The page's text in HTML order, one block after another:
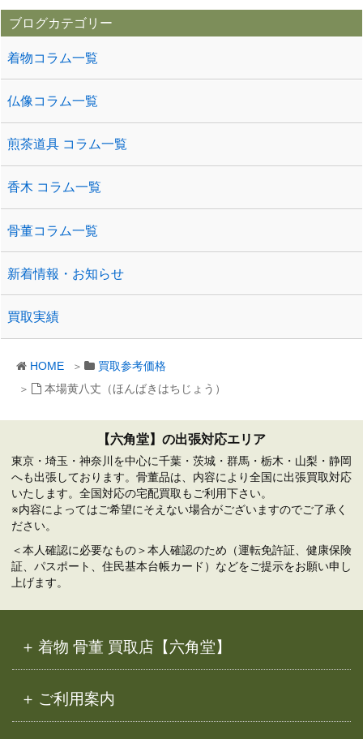
HOME
買取参考価格
本場黄八丈（ほんばきはちじょう）
ブログカテゴリー
着物コラム一覧
仏像コラム一覧
煎茶道具 コラム一覧
香木 コラム一覧
骨董コラム一覧
新着情報・お知らせ
買取実績
【六角堂】の出張対応エリア
東京・埼玉・神奈川を中心に千葉・茨城・群馬・栃木・山梨・静岡
へも出張しております。骨董品は、内容により全国に出張買取対応
いたします。全国対応の宅配買取もご利用下さい。
※内容によってはご希望にそえない場合がございますのでご了承く
ださい。
＜本人確認に必要なもの＞本人確認のため（運転免許証、健康保険
証、パスポート、住民基本台帳カード）などをご提示をお願い申し
上げます。
着物 骨董 買取店【六角堂】
ご利用案内